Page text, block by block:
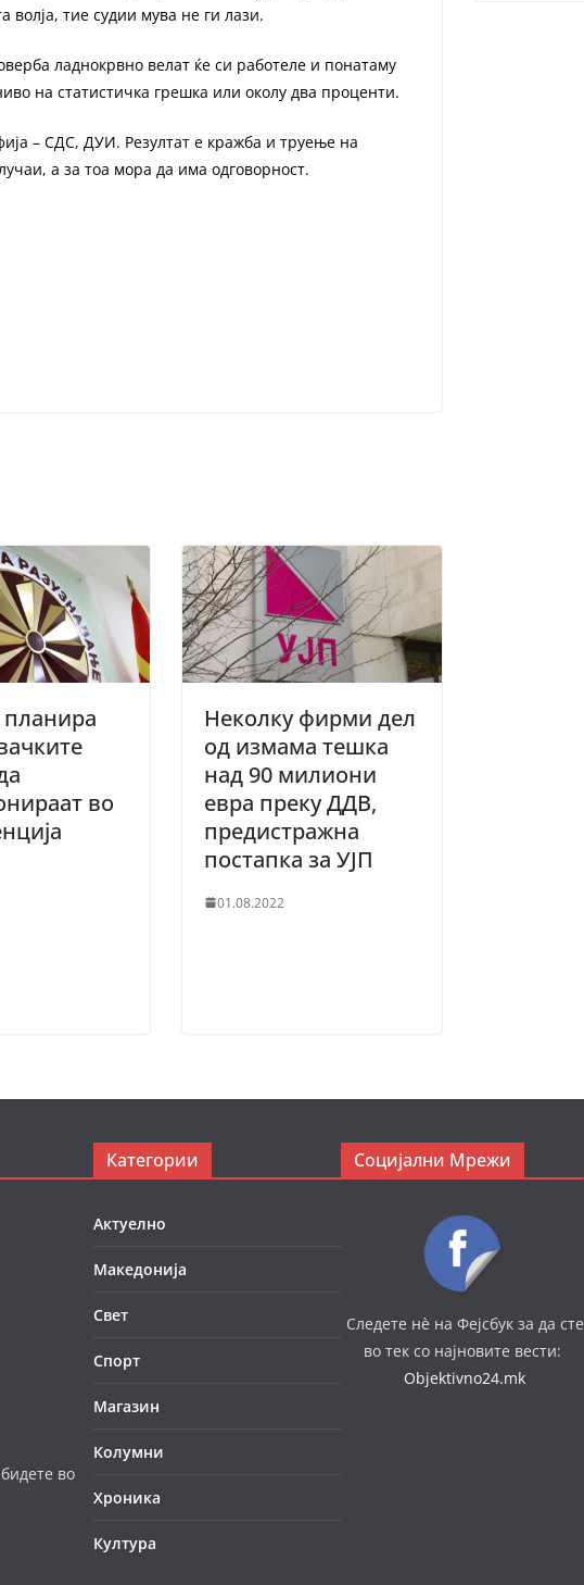
волја, тие судии мува не ги лази.
ладнокрвно велат ќе си работеле и понатаму
на статистичка грешка или околу два проценти.
– СДС, ДУИ. Резултат е кражба и труење на
а за тоа мора да има одговорност.
планира
во
Неколку фирми дел
од измама тешка
над 90 милиони
евра преку ДДВ,
предистражна
постапка за УЈП
01.08.2022
во
Категории
Актуелно
Македонија
Свет
Спорт
Магазин
Колумни
Хроника
Култура
Социјални Мрежи
Следете нè на Фејсбук за да сте
во тек со најновите вести:
Objektivno24.mk